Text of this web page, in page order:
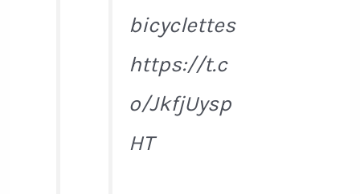
bicyclettes
https://t.c
o/JkfjUysp
HT